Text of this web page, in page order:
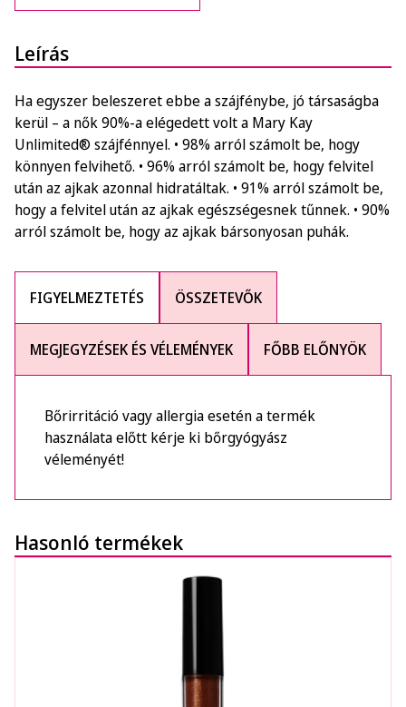
Leírás
Ha egyszer beleszeret ebbe a szájfénybe, jó társaságba
kerül – a nők 90%-a elégedett volt a Mary Kay
Unlimited® szájfénnyel. • 98% arról számolt be, hogy
könnyen felvihető. • 96% arról számolt be, hogy felvitel
után az ajkak azonnal hidratáltak. • 91% arról számolt be,
hogy a felvitel után az ajkak egészségesnek tűnnek. • 90%
arról számolt be, hogy az ajkak bársonyosan puhák.
FIGYELMEZTETÉS ÖSSZETEVŐK
MEGJEGYZÉSEK ÉS VÉLEMÉNYEK FŐBB ELŐNYÖK
Bőrirritáció vagy allergia esetén a termék
használata előtt kérje ki bőrgyógyász
véleményét!
Hasonló termékek